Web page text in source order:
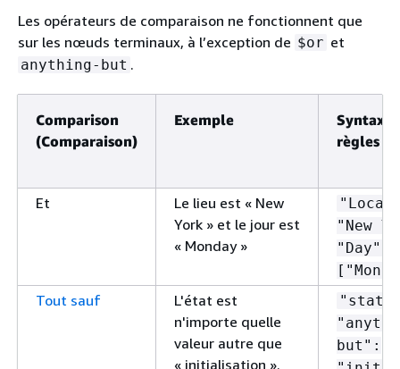
Les opérateurs de comparaison ne fonctionnent que
sur les nœuds terminaux, à l’exception de $or et
anything-but .
Comparison
(Comparaison)
Exemple
Syntaxe
règles
Et
Le lieu est « New
York » et le jour est
« Monday »
"New
"Day":
Tout sauf
L'état est
n'importe quelle
valeur autre que
« initialisation ».
but":